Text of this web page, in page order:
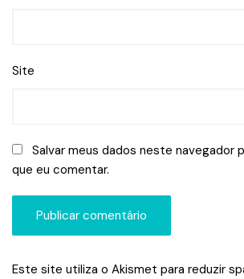
Site
Salvar meus dados neste navegador
que eu comentar.
Este site utiliza o Akismet para reduzir